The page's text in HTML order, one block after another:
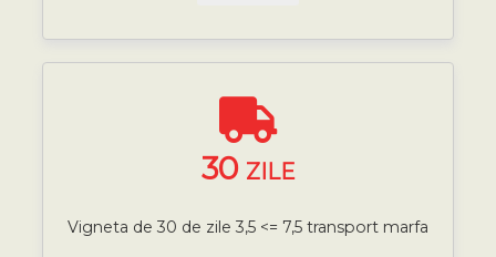
30 ZILE
Vigneta de 30 de zile 3,5 <= 7,5 transport marfa